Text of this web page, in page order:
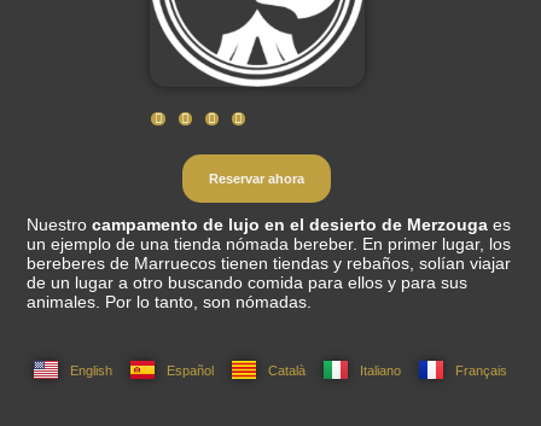
Reservar ahora
Nuestrocampamento de lujo en el desierto de Merzouga es
un ejemplo de una tienda nómada bereber. En primer lugar, los
bereberes de Marruecos tienen tiendas y rebaños, solían viajar
de un lugar a otro buscando comida para ellos y para sus
animales. Por lo tanto, son nómadas.
English Español Català Italiano Français